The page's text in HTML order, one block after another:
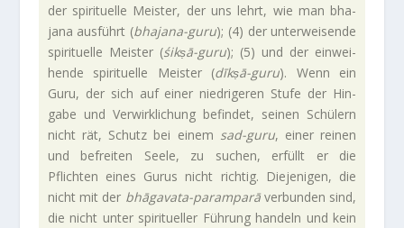
der spi­ri­tu­elle Mei­ster, der uns lehrt, wie man bha­
jana aus­führt (bhajana-guru); (4) der unter­wei­sende
spi­ri­tu­elle Mei­ster (śikṣā-guru); (5) und der ein­wei­
hende spi­ri­tu­elle Mei­ster (dīkṣā-guru). Wenn ein
Guru, der sich auf einer nied­ri­geren Stufe der Hin­
gabe und Ver­wirk­li­chung befindet, seinen Schü­lern
nicht rät, Schutz bei einem sad-guru, einer reinen
und befreiten Seele, zu suchen, erfüllt er die
Pflichten eines Gurus nicht richtig. Die­je­nigen, die
nicht mit der bhāgavata-paramparāver­bunden sind,
die nicht unter spi­ri­tu­eller Füh­rung han­deln und kein